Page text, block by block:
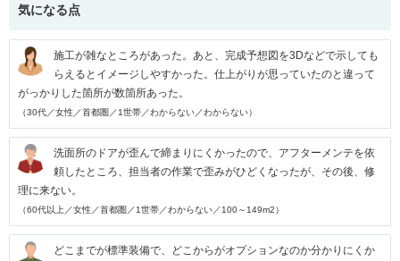
気になる点
施工が雑なところがあった。あと、完成予想図を3Dなどで示しても
らえるとイメージしやすかった。仕上がりが思っていたのと違って
がっかりした箇所が数箇所あった。
（30代／女性／首都圏／1世帯／わからない／わからない）
洗面所のドアが歪んで締まりにくかったので、アフターメンテを依
頼したところ、担当者の作業で歪みがひどくなったが、その後、修
理に来ない。
（60代以上／女性／首都圏／1世帯／わからない／100～149m2）
どこまでが標準装備で、どこからがオプションなのか分かりにくか